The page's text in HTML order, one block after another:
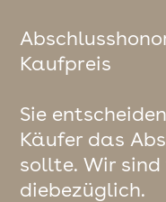
Kaufpreis
Sie
Käufer das
sollte. Wir
diebezüglich.